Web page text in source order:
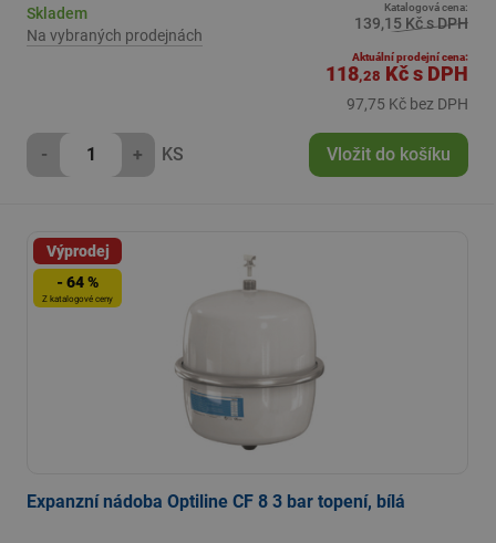
Skladem
Na vybraných prodejnách
Katalogová cena:
139,15 Kč s DPH
Aktuální prodejní cena:
118,28 Kčs DPH
97,75 Kč bez DPH
- + KS Vložit do košíku
Výprodej
- 64 %
Z katalogové ceny
Expanzní nádoba Optiline CF 8 3 bar topení, bílá